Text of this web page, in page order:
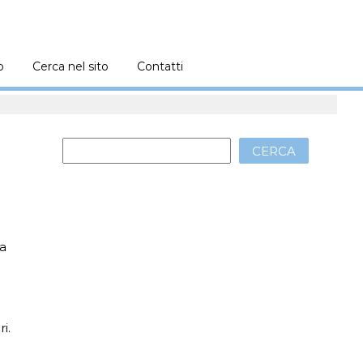
Cerca nel sito Contatti
CERCA